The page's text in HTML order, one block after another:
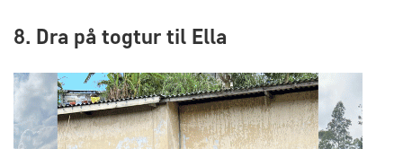
8. Dra på togtur til Ella